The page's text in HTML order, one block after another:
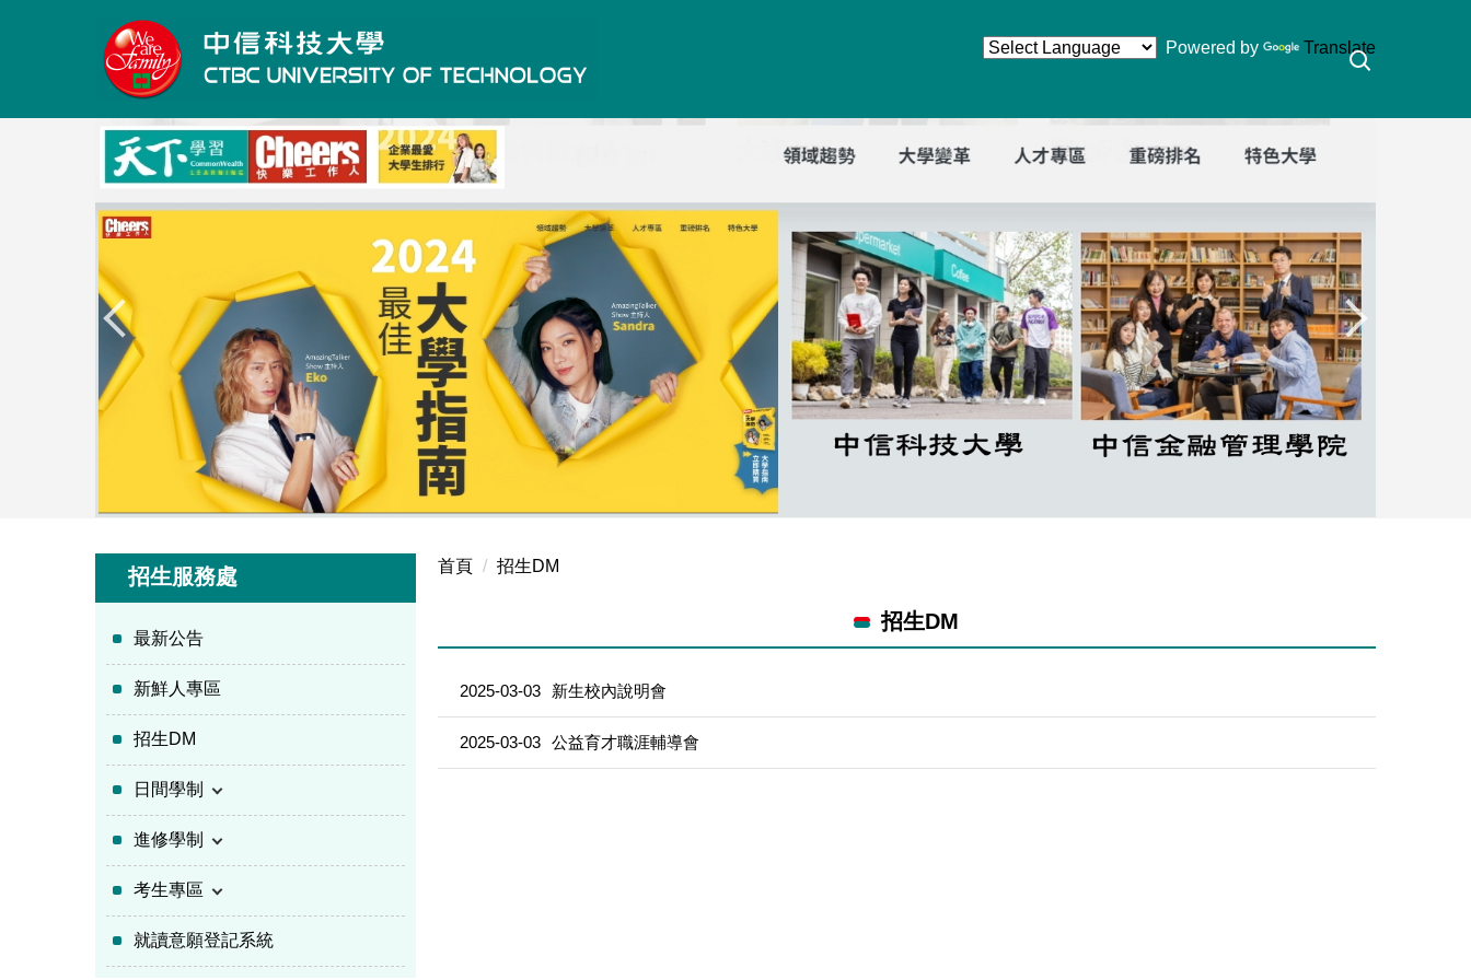
內
Powered by Translate
招生服務處
最新公告
新鮮人專區
招生DM
日間學制
進修學制
考生專區
就讀意願登記系統
首頁 招生DM
招生DM
2025-03-03 新生校內說明會
2025-03-03 公益育才職涯輔導會